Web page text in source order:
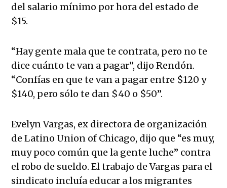
del salario mínimo por hora del estado de
$15.
“Hay gente mala que te contrata, pero no te
dice cuánto te van a pagar”, dijo Rendón.
“Confías en que te van a pagar entre $120 y
$140, pero sólo te dan $40 o $50”.
Evelyn Vargas, ex directora de organización
de Latino Union of Chicago, dijo que “es muy,
muy poco común que la gente luche” contra
el robo de sueldo. El trabajo de Vargas para el
sindicato incluía educar a los migrantes